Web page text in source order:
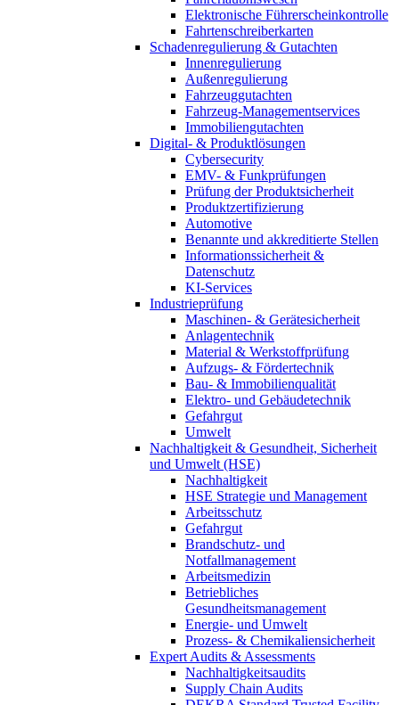
Elektronische Führerscheinkontrolle
Fahrtenschreiberkarten
Schadenregulierung & Gutachten
Innenregulierung
Außenregulierung
Fahrzeuggutachten
Fahrzeug-Managementservices
Immobiliengutachten
Digital- & Produktlösungen
Cybersecurity
EMV- & Funkprüfungen
Prüfung der Produktsicherheit
Produktzertifizierung
Automotive
Benannte und akkreditierte Stellen
Informationssicherheit &
Datenschutz
KI-Services
Industrieprüfung
Maschinen- & Gerätesicherheit
Anlagentechnik
Material & Werkstoffprüfung
Aufzugs- & Fördertechnik
Bau- & Immobilienqualität
Elektro- und Gebäudetechnik
Gefahrgut
Umwelt
Nachhaltigkeit & Gesundheit, Sicherheit
und Umwelt (HSE)
Nachhaltigkeit
HSE Strategie und Management
Arbeitsschutz
Gefahrgut
Brandschutz- und
Notfallmanagement
Arbeitsmedizin
Betriebliches
Gesundheitsmanagement
Energie- und Umwelt
Prozess- & Chemikaliensicherheit
Expert Audits & Assessments
Nachhaltigkeitsaudits
Supply Chain Audits